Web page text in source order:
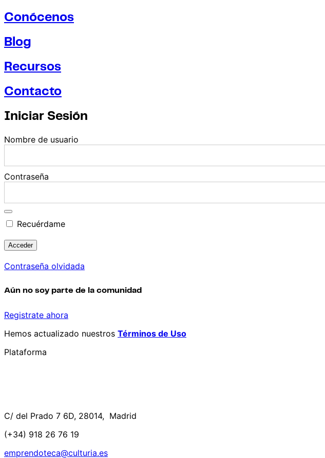
Conócenos
Blog
Recursos
Contacto
Iniciar Sesión
Nombre de usuario
Contraseña
Recuérdame
Contraseña olvidada
Aún no soy parte de la comunidad
Registrate ahora
Hemos actualizado nuestros Términos de Uso
Plataforma
C/ del Prado 7 6D, 28014, Madrid
(+34) 918 26 76 19
emprendoteca@culturia.es